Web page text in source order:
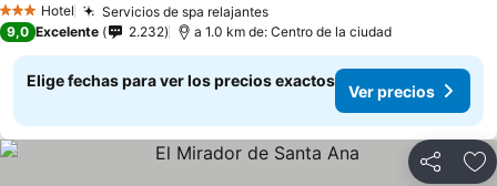
3 Estrellas
Hotel Servicios de spa relajantes
9,0 Excelente 2.232 a 1.0 km de: Centro de la ciudad
Elige fechas para ver los precios exactos
Ver precios
Compartir